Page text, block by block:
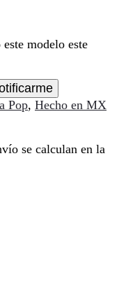
modelo este
Pop, Hecho en MX
se calculan en la